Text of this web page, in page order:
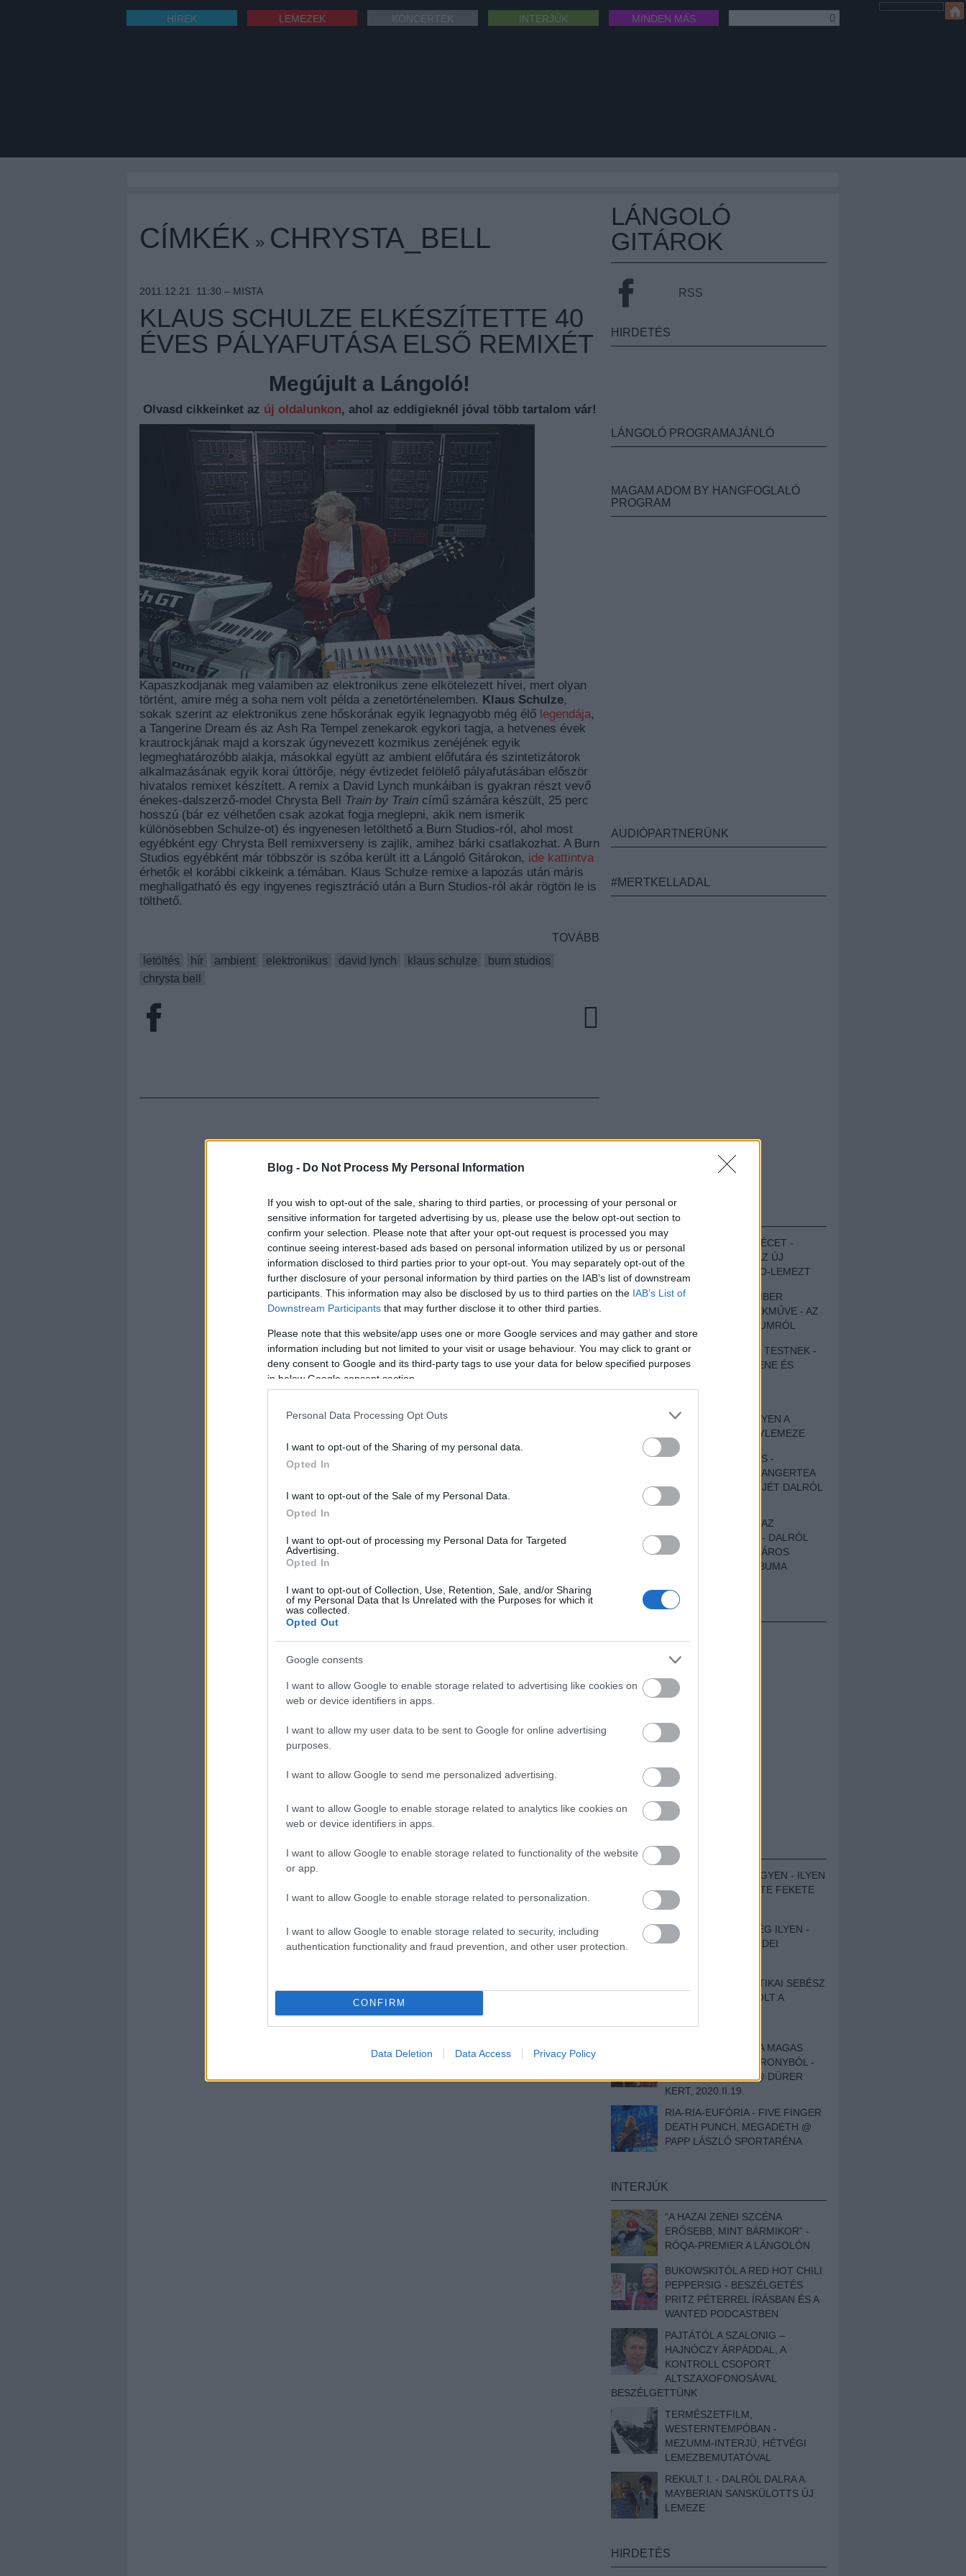
Blog - Do Not Process My Personal Information
If you wish to opt-out of the sale, sharing to third parties, or processing of your personal or
sensitive information for targeted advertising by us, please use the below opt-out section to
confirm your selection. Please note that after your opt-out request is processed you may
continue seeing interest-based ads based on personal information utilized by us or personal
information disclosed to third parties prior to your opt-out. You may separately opt-out of the
further disclosure of your personal information by third parties on the IAB’s list of downstream
participants. This information may also be disclosed by us to third parties on the IAB’s List of
Downstream Participants that may further disclose it to other third parties.
Please note that this website/app uses one or more Google services and may gather and store
information including but not limited to your visit or usage behaviour. You may click to grant or
deny consent to Google and its third-party tags to use your data for below specified purposes
in below Google consent section.
Personal Data Processing Opt Outs
I want to opt-out of the Sharing of my personal data.
Opted In
I want to opt-out of the Sale of my Personal Data.
Opted In
I want to opt-out of processing my Personal Data for Targeted
Advertising.
Opted In
I want to opt-out of Collection, Use, Retention, Sale, and/or Sharing
of my Personal Data that Is Unrelated with the Purposes for which it
was collected.
Opted Out
Google consents
I want to allow Google to enable storage related to advertising like cookies on
web or device identifiers in apps.
I want to allow my user data to be sent to Google for online advertising
purposes.
I want to allow Google to send me personalized advertising.
I want to allow Google to enable storage related to analytics like cookies on
web or device identifiers in apps.
I want to allow Google to enable storage related to functionality of the website
or app.
I want to allow Google to enable storage related to personalization.
I want to allow Google to enable storage related to security, including
authentication functionality and fraud prevention, and other user protection.
CONFIRM
Data Deletion Data Access Privacy Policy
HÍREK LEMEZEK INTERJÚK MINDEN MÁS
CÍMKÉK » CHRYSTA_BELL
2011.12.21. 11:30 – MISTA
KLAUS SCHULZE ELKÉSZÍTETTE 40
ÉVES PÁLYAFUTÁSA ELSŐ REMIXÉT
Megújult a Lángoló!
Olvasd cikkeinket az új oldalunkon, ahol az eddigieknél jóval több tartalom vár!
Kapaszkodjanak meg valamiben az elektronikus zene elkötelezett hívei, mert olyan
történt, amire még a soha nem volt példa a zenetörténelemben. Klaus Schulze,
sokak szerint az elektronikus zene hőskorának egyik legnagyobb még élő legendája,
a Tangerine Dream és az Ash Ra Tempel zenekarok egykori tagja, a hetvenes évek
krautrockjának majd a korszak úgynevezett kozmikus zenéjének egyik
legmeghatározóbb alakja, másokkal együtt az ambient előfutára és szintetizátorok
alkalmazásának egyik korai úttörője, négy évtizedet felölelő pályafutásában először
hivatalos remixet készített. A remix a David Lynch munkáiban is gyakran részt vevő
énekes-dalszerző-model Chrysta Bell Train by Train című számára készült, 25 perc
hosszú (bár ez vélhetően csak azokat fogja meglepni, akik nem ismerik
különösebben Schulze-ot) és ingyenesen letölthető a Burn Studios-ról, ahol most
egyébként egy Chrysta Bell remixverseny is zajlik, amihez bárki csatlakozhat. A Burn
Studios egyébként már többször is szóba került itt a Lángoló Gitárokon, ide kattintva
érhetők el korábbi cikkeink a témában. Klaus Schulze remixe a lapozás után máris
meghallgatható és egy ingyenes regisztráció után a Burn Studios-ról akár rögtön le is
tölthető.
TOVÁBB
letöltés
hír ambient elektronikus david lynch klaus schulze
burn studios
chrysta bell
LÁNGOLÓ
GITÁROK
RSS
HIRDETÉS
LÁNGOLÓ PROGRAMAJÁNLÓ
MAGAM ADOM BY HANGFOGLALÓ
PROGRAM
AUDIÓPARTNERÜNK
#MERTKELLADAL
EZT HALLGASD!
MEGUGROTTÁK A LÉCET -
MEGHALLGATTUK AZ ÚJ
PROTEST THE HERO-LEMEZT
EGY DÜHÖS VÉNEMBER
UNIVERZÁLIS REMEKMŰVE - AZ
ÚJ BOB DYLAN-ALBUMRÓL
ZENE LÉLEKNEK ÉS TESTNEK -
AUTENTIKUS NÉPZENE ÉS
SZOMORKODÁS - ILYEN A
KATATONIA ÚJ NAGYLEMEZE
CROCODILE NERVES -
HALLGASD MEG AZ ANGERTEA
MA MEGJELENT EP-JÉT DALRÓL
DALRA!
A FELELŐSSÉGTŐL AZ
ELLOPOTT FÖLDIG - DALRÓL
DALRA A KÉPZELT VÁROS
SAMIZDAT CÍMŰ ALBUMA
HIRDETÉS
BESZÁMOLÓK
ZENÉS TÁBOR A HEGYEN - ILYEN
VOLT A VÍRUS SZÜLTE FEKETE
ZAJ FESZTIVÁL
SOHA NEM VOLT MÉG ILYEN -
BESZÁMOLÓNK AZ IDEI
EGY HALLÁSPLASZTIKAI SEBÉSZ
NAPLÓJA - ILYEN VOLT A
DOKUMENTUMFILM
MÉLY FÉRFIBÁNAT A MAGAS
ELEFÁNTCSONTTORONYBÓL -
LEPROUS, KLONE @ DÜRER
KERT, 2020.II.19.
RIA-RIA-EUFÓRIA - FIVE FINGER
DEATH PUNCH, MEGADETH @
PAPP LÁSZLÓ SPORTARÉNA
INTERJÚK
“A HAZAI ZENEI SZCÉNA
ERŐSEBB, MINT BÁRMIKOR” -
RÓQA-PREMIER A LÁNGOLÓN
BUKOWSKITÓL A RED HOT CHILI
PEPPERSIG - BESZÉLGETÉS
PRITZ PÉTERREL ÍRÁSBAN ÉS A
WANTED PODCASTBEN
PAJTÁTÓL A SZALONIG –
HAJNÓCZY ÁRPÁDDAL, A
KONTROLL CSOPORT
ALTSZAXOFONOSÁVAL
BESZÉLGETTÜNK
TERMÉSZETFILM,
WESTERNTEMPÓBAN -
MEZUMM-INTERJÚ, HÉTVÉGI
LEMEZBEMUTATÓVAL
REKULT I. - DALRÓL DALRA A
MAYBERIAN SANSKÜLOTTS ÚJ
LEMEZE
HIRDETÉS